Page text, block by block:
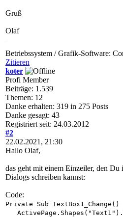
Gruß
Olaf
Betriebssystem / Grafik-Software:
Zitieren
koter
Profi Member
Beiträge: 1.539
Themen: 12
Danke erhalten: 319 in 275 Posts
Danke gesagt: 43
Registriert seit: 24.03.2012
#2
22.02.2021, 21:30
Hallo Olaf,
das geht mit einem Einzeiler, den Du
Dialogs schreiben kannst:
Code:
Private Sub TextBox1_Change()